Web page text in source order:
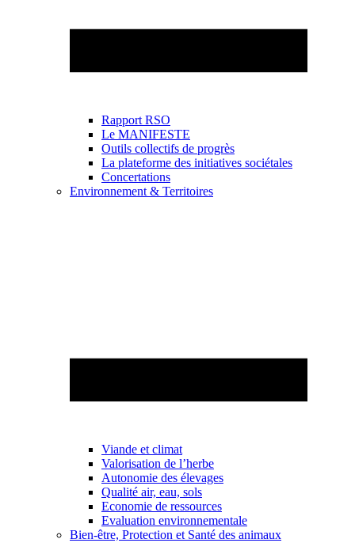
Rapport RSO
Le MANIFESTE
Outils collectifs de progrès
La plateforme des initiatives sociétales
Concertations
Environnement & Territoires
Viande et climat
Valorisation de l’herbe
Autonomie des élevages
Qualité air, eau, sols
Economie de ressources
Evaluation environnementale
Bien-être, Protection et Santé des animaux